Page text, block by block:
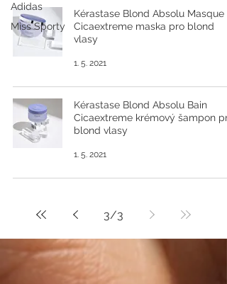
Adidas
Miss Sporty
Kérastase Blond Absolu Masque
Cicaextreme maska pro blond
vlasy
1. 5. 2021
Kérastase Blond Absolu Bain
Cicaextreme krémový šampon
blond vlasy
1. 5. 2021
3/3